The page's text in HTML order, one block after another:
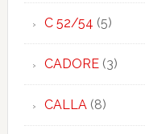
C 52/54 (5)
CADORE(3)
CALLA(8)